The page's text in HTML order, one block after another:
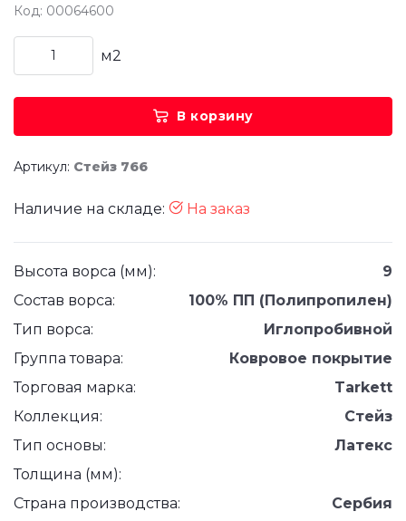
Код: 00064600
м2
В корзину
Артикул: Стейз 766
Наличие на складе: На заказ
Высота ворса (мм):
9
Состав ворса:
100% ПП (Полипропилен)
Тип ворса:
Иглопробивной
Группа товара:
Ковровое покрытие
Торговая марка:
Tarkett
Коллекция:
Стейз
Тип основы:
Латекс
Толщина (мм):
Страна производства:
Сербия